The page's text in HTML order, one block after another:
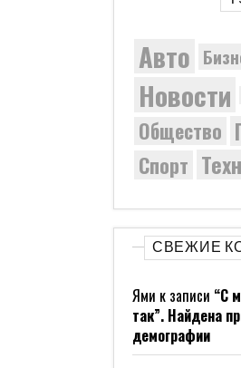
Авто
Новости
Общество
Спорт
СВЕЖИЕ
Ями к записи “С
так”. Найдена
демографии